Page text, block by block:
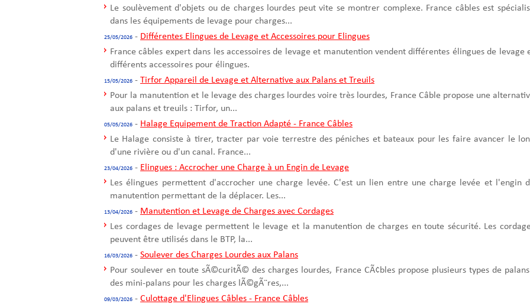
Le soulèvement d'objets ou de charges lourdes peut vite se montrer complexe. France câbles est
dans les équipements de levage pour charges...
25/05/2026 - Différentes Elingues de Levage et Accessoires pour Elingues
France câbles expert dans les accessoires de levage et manutention vendent différentes élingues de levage
différents accessoires pour élingues.
15/05/2026 - Tirfor Appareil de Levage et Alternative aux Palans et Treuils
Pour la manutention et le levage des charges lourdes voire très lourdes, France Câble propose une
aux palans et treuils : Tirfor, un...
05/05/2026 - Halage Equipement de Traction Adapté - France Câbles
Le Halage consiste à tirer, tracter par voie terrestre des péniches et bateaux pour les faire avancer le
d'une rivière ou d'un canal. France...
23/04/2026 - Elingues : Accrocher une Charge à un Engin de Levage
Les élingues permettent d'accrocher une charge levée. C'est un lien entre une charge levée et l'engin
manutention permettant de la déplacer. Les...
13/04/2026 - Manutention et Levage de Charges avec Cordages
Les cordages de levage permettent le levage et la manutention de charges en toute sécurité. Les
peuvent être utilisés dans le BTP, la...
16/03/2026 - Soulever des Charges Lourdes aux Palans
Pour soulever en toute sÃ©curitÃ© des charges lourdes, France CÃ¢bles propose plusieurs types de
des mini-palans pour les charges lÃ©gÃ¨res,...
09/03/2026 - Culottage d'Elingues Câbles - France Câbles